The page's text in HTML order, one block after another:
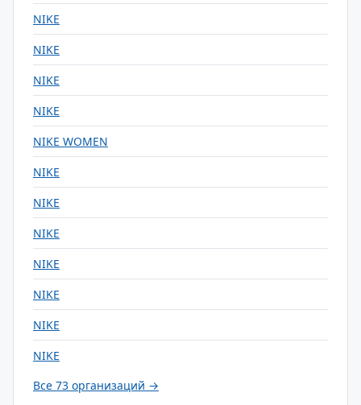
NIKE
NIKE
NIKE
NIKE
NIKE WOMEN
NIKE
NIKE
NIKE
NIKE
NIKE
NIKE
NIKE
Все 73 организаций →